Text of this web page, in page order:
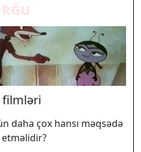
filmləri
daha çox hansı məqsədə